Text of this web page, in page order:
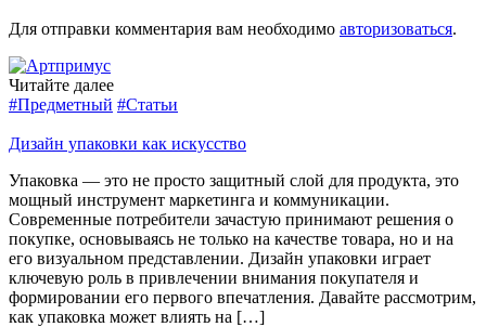
Для отправки комментария вам необходимо авторизоваться.
Читайте далее
#Предметный #Статьи
Дизайн упаковки как искусство
Упаковка — это не просто защитный слой для продукта, это
мощный инструмент маркетинга и коммуникации.
Современные потребители зачастую принимают решения о
покупке, основываясь не только на качестве товара, но и на
его визуальном представлении. Дизайн упаковки играет
ключевую роль в привлечении внимания покупателя и
формировании его первого впечатления. Давайте рассмотрим,
как упаковка может влиять на […]